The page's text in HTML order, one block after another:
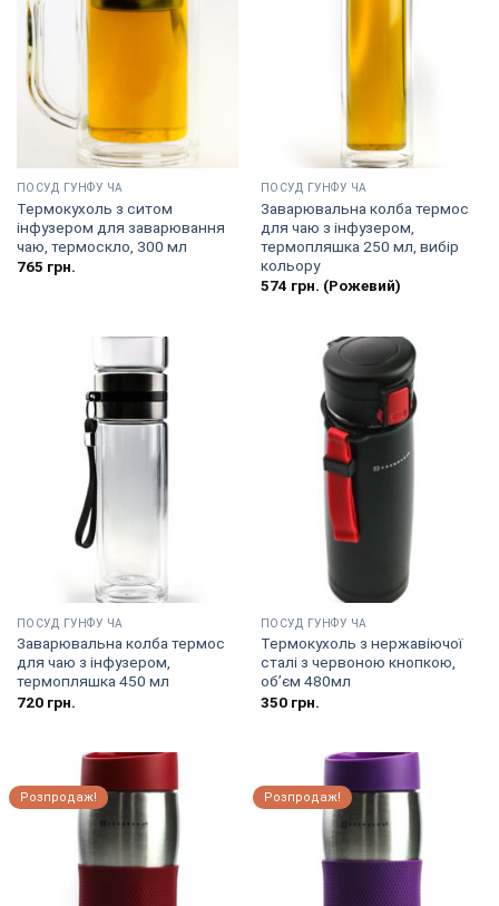
ПОСУД ГУНФУ ЧА
Термокухоль з ситом
інфузером для заварювання
чаю, термоскло, 300 мл
765 грн.
ПОСУД ГУНФУ ЧА
Заварювальна колба термос
для чаю з інфузером,
термопляшка 250 мл, вибір
кольору
574 грн. (Рожевий)
ПОСУД ГУНФУ ЧА
Заварювальна колба термос
для чаю з інфузером,
термопляшка 450 мл
720грн.
ПОСУД ГУНФУ ЧА
Термокухоль з нержавіючої
сталі з червоною кнопкою,
об’єм 480мл
350грн.
Розпродаж! Розпродаж!